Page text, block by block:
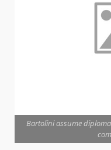
Bartolini assume